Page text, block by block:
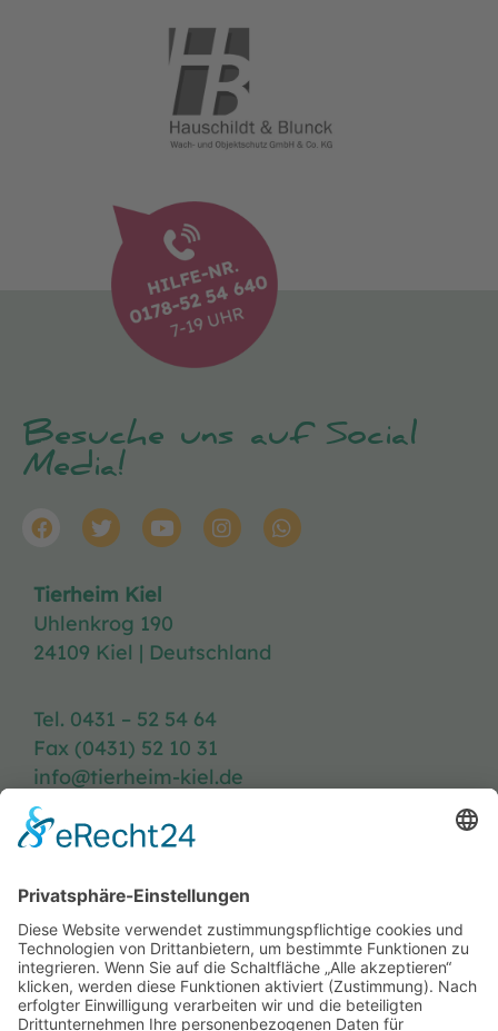
Besuche uns auf Social
Media!
Tierheim Kiel
Uhlenkrog 190
24109 Kiel | Deutschland
Tel. 0431 – 52 54 64
Fax (0431) 52 10 31
info@tierheim-kiel.de
Spenden
Kontakt & Anfahrt
Öffnungszeiten
Stellenangebote